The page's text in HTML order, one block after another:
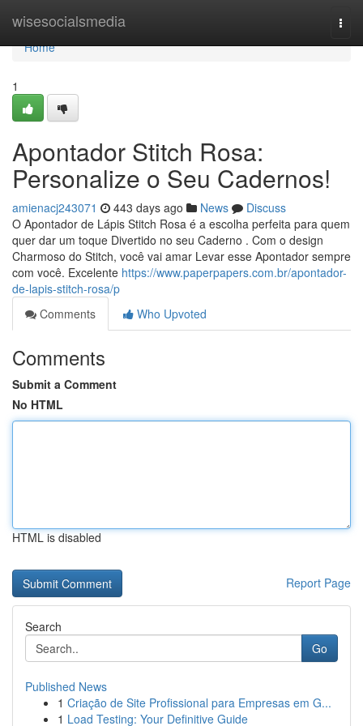
wisesocialsmedia
Home
Home
1
Apontador Stitch Rosa:
Personalize o Seu Cadernos!
amienacj243071 443 days ago News
Discuss
O Apontador de Lápis Stitch Rosa é a escolha perfeita para quem
quer dar um toque Divertido no seu Caderno . Com o design
Charmoso do Stitch, você vai amar Levar esse Apontador sempre
com você. Excelente https://www.paperpapers.com.br/apontador-
de-lapis-stitch-rosa/p
Comments
Who Upvoted
Comments
Submit a Comment
No HTML
HTML is disabled
Report Page
Search
Go
Published News
1 Criação de Site Profissional para Empresas em G...
1 Load Testing: Your Definitive Guide